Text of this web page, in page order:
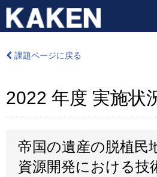
課題ページに戻る
2022 年度 実施状
帝国の遺産の脱植民
資源開発における技